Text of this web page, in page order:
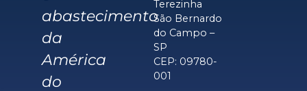
abastecimento
da
América
do
Terezinha
São Bernardo
do Campo –
SP
CEP: 09780-
001